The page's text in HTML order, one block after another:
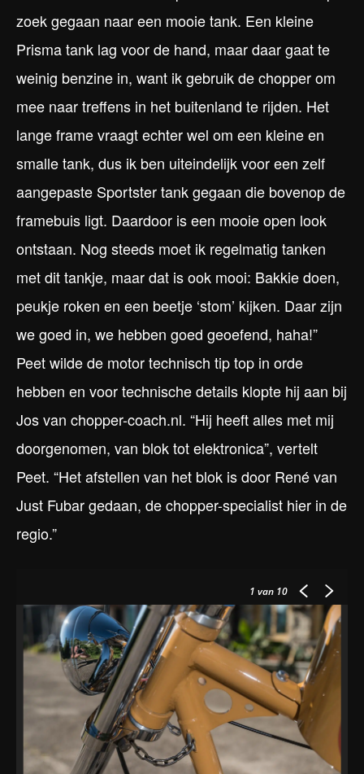
zoek gegaan naar een mooie tank. Een kleine
Prisma tank lag voor de hand, maar daar gaat te
weinig benzine in, want ik gebruik de chopper om
mee naar treffens in het buitenland te rijden. Het
lange frame vraagt echter wel om een kleine en
smalle tank, dus ik ben uiteindelijk voor een zelf
aangepaste Sportster tank gegaan die bovenop de
framebuis ligt. Daardoor is een mooie open look
ontstaan. Nog steeds moet ik regelmatig tanken
met dit tankje, maar dat is ook mooi: Bakkie doen,
peukje roken en een beetje ‘stom’ kijken. Daar zijn
we goed in, we hebben goed geoefend, haha!”
Peet wilde de motor technisch tip top in orde
hebben en voor technische details klopte hij aan bij
Jos van chopper-coach.nl. “Hij heeft alles met mij
doorgenomen, van blok tot elektronica”, vertelt
Peet. “Het afstellen van het blok is door René van
Just Fubar gedaan, de chopper-specialist hier in de
regio.”
1 van 10